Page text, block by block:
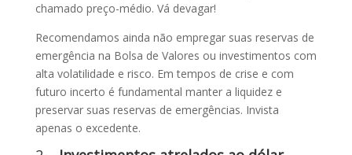
chamado preço-médio. Vá devagar!
Recomendamos ainda não empregar suas reservas de
emergência na Bolsa de Valores ou investimentos com
alta volatilidade e risco. Em tempos de crise e com
futuro incerto é fundamental manter a liquidez e
preservar suas reservas de emergências. Invista
apenas o excedente.